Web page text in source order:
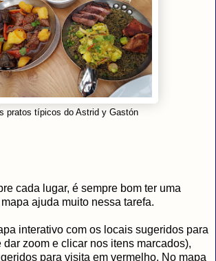
pratos típicos do Astrid y Gastón
cada lugar, é sempre bom ter uma
ajuda muito nessa tarefa.
interativo com os locais sugeridos para
zoom e clicar nos itens marcados),
para visita em vermelho. No mapa